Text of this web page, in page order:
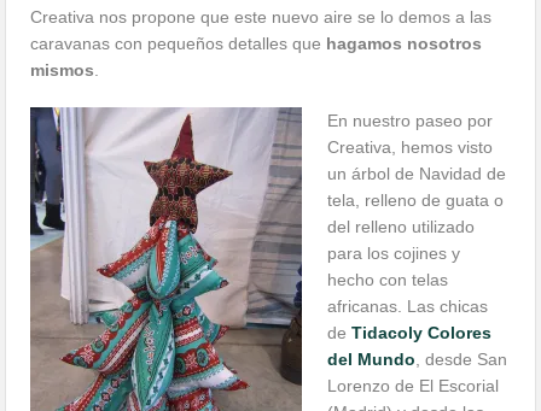
Creativa nos propone que este nuevo aire se lo demos a las
caravanas con pequeños detalles que hagamos nosotros
mismos
En nuestro paseo por
Creativa, hemos visto
un árbol de Navidad de
tela, relleno de guata o
del relleno utilizado
para los cojines y
hecho con telas
africanas. Las chicas
deTidacoly Colores
del Mundo , desde San
Lorenzo de El Escorial